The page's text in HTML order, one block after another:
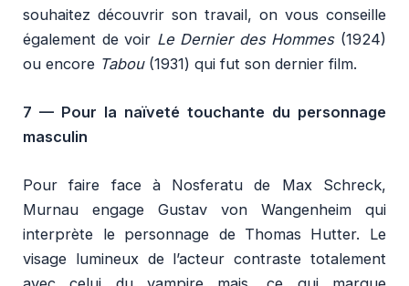
souhaitez découvrir son travail, on vous conseille
également de voir Le Dernier des Hommes(1924)
ou encore Tabou(1931) qui fut son dernier film.
7 — Pour la naïveté touchante du personnage
masculin
Pour faire face à Nosferatu de Max Schreck,
Murnau engage Gustav von Wangenheim qui
interprète le personnage de Thomas Hutter. Le
visage lumineux de l’acteur contraste totalement